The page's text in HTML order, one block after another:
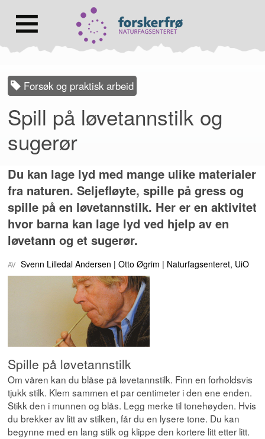
Hovedmeny
til
forsiden
Forsøk og praktisk arbeid
Spill på løvetannstilk og
sugerør
Du kan lage lyd med mange ulike materialer
fra naturen. Seljefløyte, spille på gress og
spille på en løvetannstilk. Her er en aktivitet
hvor barna kan lage lyd ved hjelp av en
løvetann og et sugerør.
Svenn Lilledal Andersen Otto Øgrim Naturfagsenteret, UiO
Spille på løvetannstilk
Om våren kan du blåse på løvetannstilk. Finn en forholdsvis
tjukk stilk. Klem sammen et par centimeter i den ene enden.
Stikk den i munnen og blås. Legg merke til tonehøyden. Hvis
du brekker av litt av stilken, får du en lysere tone. Du kan
begynne med en lang stilk og klippe den kortere litt etter litt.